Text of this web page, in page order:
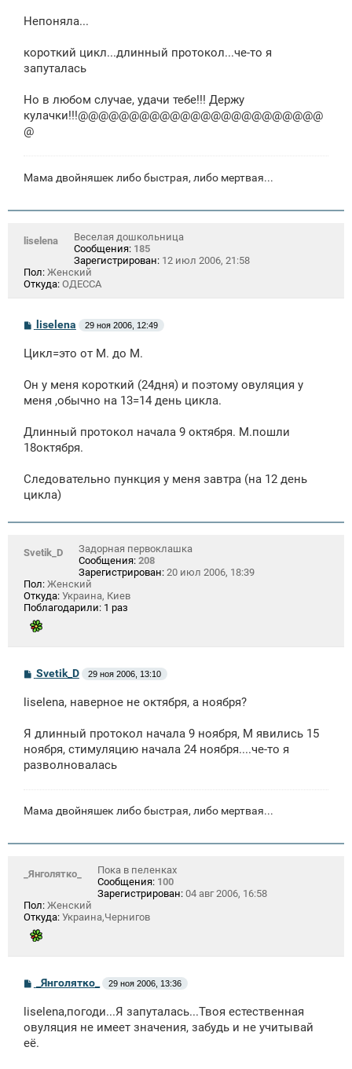
б
н
и
Непоняла...
короткий цикл...длинный протокол...че-то я
запуталась
Но в любом случае, удачи тебе!!! Держу
кулачки!!!@@@@@@@@@@@@@@@@@@@@@@@@
@
Мама двойняшек либо быстрая, либо мертвая...
liselena
Веселая дошкольница
Сообщения: 185
Зарегистрирован: 12 июл 2006, 21:58
Пол: Женский
Откуда: ОДЕССА
С
о
б
н
и
liselena 29 ноя 2006, 12:49
Цикл=это от М. до М.
Он у меня короткий (24дня) и поэтому овуляция у
меня ,обычно на 13=14 день цикла.
Длинный протокол начала 9 октября. М.пошли
18октября.
Следовательно пункция у меня завтра (на 12 день
цикла)
Svetik_D
Задорная первоклашка
Сообщения: 208
Зарегистрирован: 20 июл 2006, 18:39
Пол: Женский
Откуда: Украина, Киев
Поблагодарили: 1 раз
С
о
б
н
и
Svetik_D 29 ноя 2006, 13:10
liselena, наверное не октября, а ноября?
Я длинный протокол начала 9 ноября, М явились 15
ноября, стимуляцию начала 24 ноября....че-то я
разволновалась
Мама двойняшек либо быстрая, либо мертвая...
_Янголятко_
Пока в пеленках
Сообщения: 100
Зарегистрирован: 04 авг 2006, 16:58
Пол: Женский
Откуда: Украина,Чернигов
б
щ
е
н
_Янголятко_ 29 ноя 2006, 13:36
liselena,погоди...Я запуталась...Твоя естественная
овуляция не имеет значения, забудь и не учитывай
её.